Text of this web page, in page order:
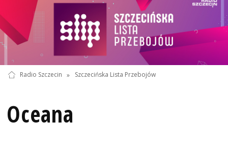
Radio Szczecin » Szczecińska Lista Przebojów
Oceana